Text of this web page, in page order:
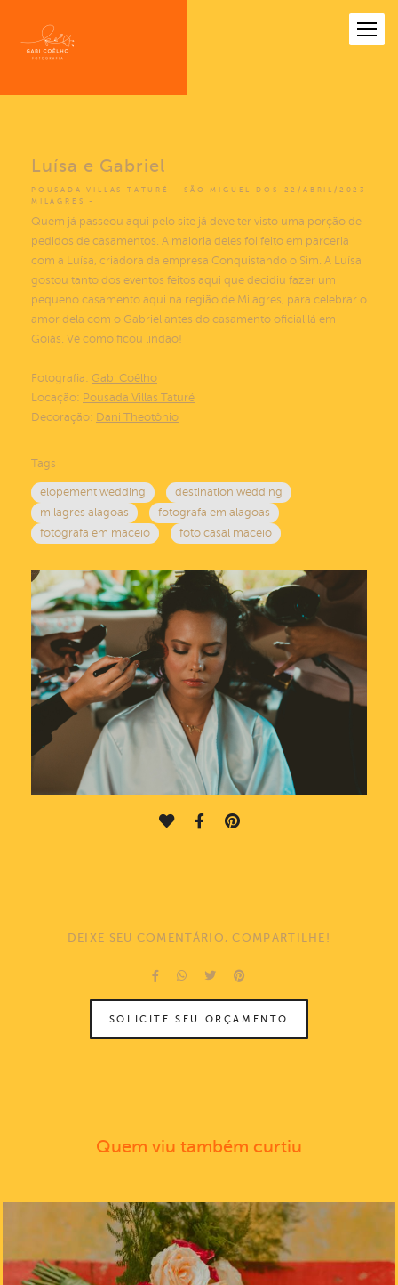
POUSADA VILLAS TATURÉ - SÃO MIGUEL DOS
MILAGRES
22/ABRIL/2023
Luísa e Gabriel
Quem já passeou aqui pelo site já deve ter visto uma porção de
pedidos de casamentos. A maioria deles foi feito em parceria
com a Luísa, criadora da empresa Conquistando o Sim. A Luísa
gostou tanto dos eventos feitos aqui que decidiu fazer um
pequeno casamento aqui na região de Milagres, para celebrar o
amor dela com o Gabriel antes do casamento oficial lá em
Goiás. Vê como ficou lindão!
Fotografia: Gabi Coêlho
Locação: Pousada Villas Taturé
Decoração: Dani Theotônio
Tags
elopement wedding
destination wedding
milagres alagoas
fotografa em alagoas
fotógrafa em maceió
foto casal maceio
DEIXE SEU COMENTÁRIO, COMPARTILHE!
SOLICITE SEU ORÇAMENTO
Quem viu também curtiu